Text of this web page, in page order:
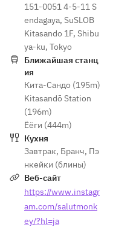
151-0051 4-5-11 S
endagaya, SuSLOB
Kitasando 1F, Shibu
ya-ku, Tokyo
Ближайшая станц
ия
Кита-Сандо (195m)
Kitasandō Station
(196m)
Ёёги (444m)
Кухня
Завтрак, Бранч, Пэ
нкейки (блины)
Веб-сайт
https://www.instagr
am.com/salutmonk
ey/?hl=ja